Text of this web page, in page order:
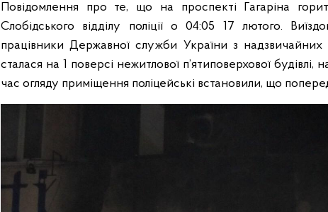
Повідомлення про те, що на проспекті Гагаріна
Слобідського відділу поліції о 04:05 17 лютого.
працівники Державної служби України з
сталася на 1 поверсі нежитлової п’ятиповерхової будівлі,
час огляду приміщення поліцейські встановили, що